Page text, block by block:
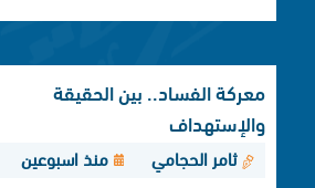
معركة الفساد.. بين الحقيقة
والإستهداف
ثامر الحجامي
منذ اسبوعين